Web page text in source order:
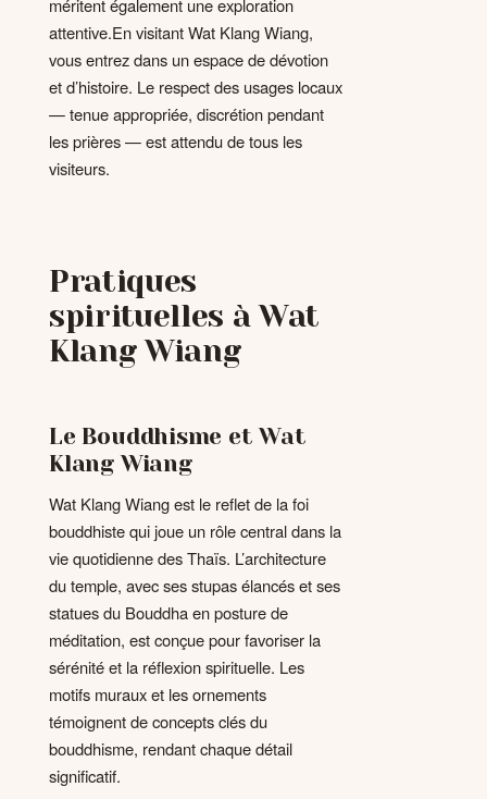
méritent également une exploration
attentive.En visitant Wat Klang Wiang,
vous entrez dans un espace de dévotion
et d’histoire. Le respect des usages locaux
— tenue appropriée, discrétion pendant
les prières — est attendu de tous les
visiteurs.
Pratiques
spirituelles à Wat
Klang Wiang
Le Bouddhisme et Wat
Klang Wiang
Wat Klang Wiang est le reflet de la foi
bouddhiste qui joue un rôle central dans la
vie quotidienne des Thaïs. L’architecture
du temple, avec ses stupas élancés et ses
statues du Bouddha en posture de
méditation, est conçue pour favoriser la
sérénité et la réflexion spirituelle. Les
motifs muraux et les ornements
témoignent de concepts clés du
bouddhisme, rendant chaque détail
significatif.